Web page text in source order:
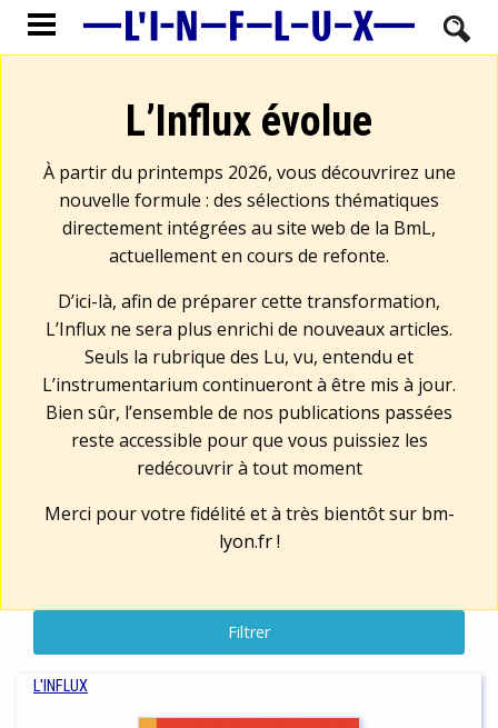
L’Influx évolue
À partir du printemps 2026, vous découvrirez une
nouvelle formule : des sélections thématiques
directement intégrées au site web de la BmL,
actuellement en cours de refonte.
D’ici-là, afin de préparer cette transformation,
L’Influx ne sera plus enrichi de nouveaux articles.
Seuls la rubrique des Lu, vu, entendu et
L’instrumentarium continueront à être mis à jour.
Bien sûr, l’ensemble de nos publications passées
reste accessible pour que vous puissiez les
redécouvrir à tout moment
Merci pour votre fidélité et à très bientôt sur bm-
lyon.fr!
Filtrer
L'INFLUX